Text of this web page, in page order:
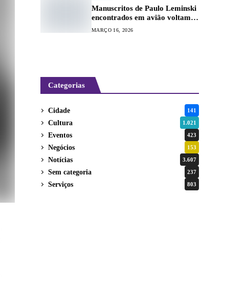
Manuscritos de Paulo Leminski
encontrados em avião voltam à
família
MARÇO 16, 2026
Categorias
Cidade 141
Cultura 1.021
Eventos 423
Negócios 153
Notícias 3.607
Sem categoria 237
Serviços 803